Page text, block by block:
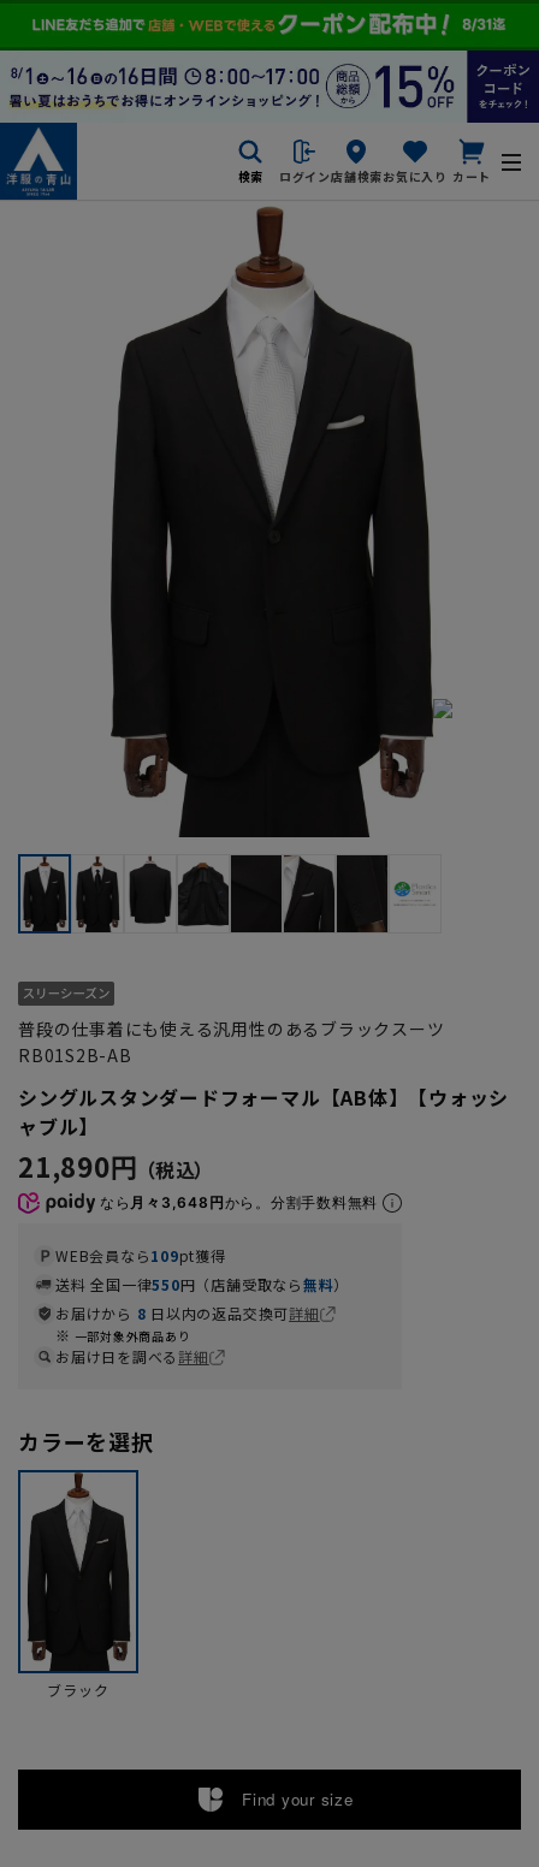
検索 ログイン店舗検索お気に入り カート
普段の仕事着にも使える汎用性のあるブラックスーツ
RB01S2B-AB
シングルスタンダードフォーマル【AB体】【ウォッシ
ャブル】
21,890円
なら 月々3,648円から。分割手数料無料
WEB会員なら109pt獲得
送料 全国一律550円（店舗受取なら無料）
お届けから 8 日以内の返品交換可詳細
一部対象外商品あり
お届け日を調べる詳細
カラーを選択
ブラック
Find your size